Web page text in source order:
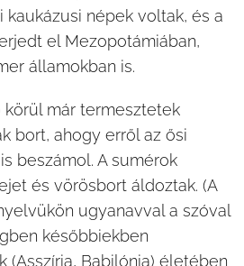
kaukázusi népek voltak, és a
el Mezopotámiában,
államokban is.
körül már termesztetek
bort, ahogy erről az ősi
beszámol. A sumérok
és vörösbort áldoztak. (A
ugyanavval a szóval
későbbiekben
(Asszíria, Babilónia) életében